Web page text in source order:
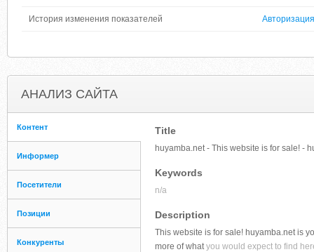
История изменения показателей Авторизация
АНАЛИЗ САЙТА
Контент
Информер
Посетители
Позиции
Конкуренты
Title
huyamba.net - This website is for sale! -
Keywords
n/a
Description
This website is for sale! huyamba.net is
more of whatyou would expect to find